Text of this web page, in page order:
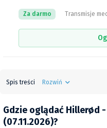
Transmisje
Za darmo
Spis treści Rozwiń
Gdzie oglądać Hillerød
(07.11.2026)?